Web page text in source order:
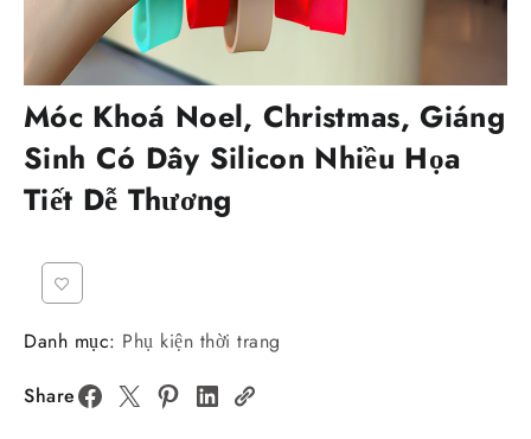
Móc Khoá Noel, Christmas, Giáng
Sinh Có Dây Silicon Nhiều Họa
Tiết Dễ Thương
Danh mục: Phụ kiện thời trang
Share